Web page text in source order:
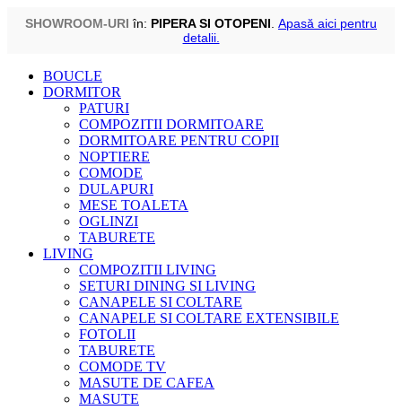
SHOWROOM-URI în: PIPERA SI OTOPENI Apasă aici pentru
detalii.
content
BOUCLE
DORMITOR
PATURI
COMPOZITII DORMITOARE
DORMITOARE PENTRU COPII
NOPTIERE
COMODE
DULAPURI
MESE TOALETA
OGLINZI
TABURETE
LIVING
COMPOZITII LIVING
SETURI DINING SI LIVING
CANAPELE SI COLTARE
CANAPELE SI COLTARE EXTENSIBILE
FOTOLII
TABURETE
COMODE TV
MASUTE DE CAFEA
MASUTE